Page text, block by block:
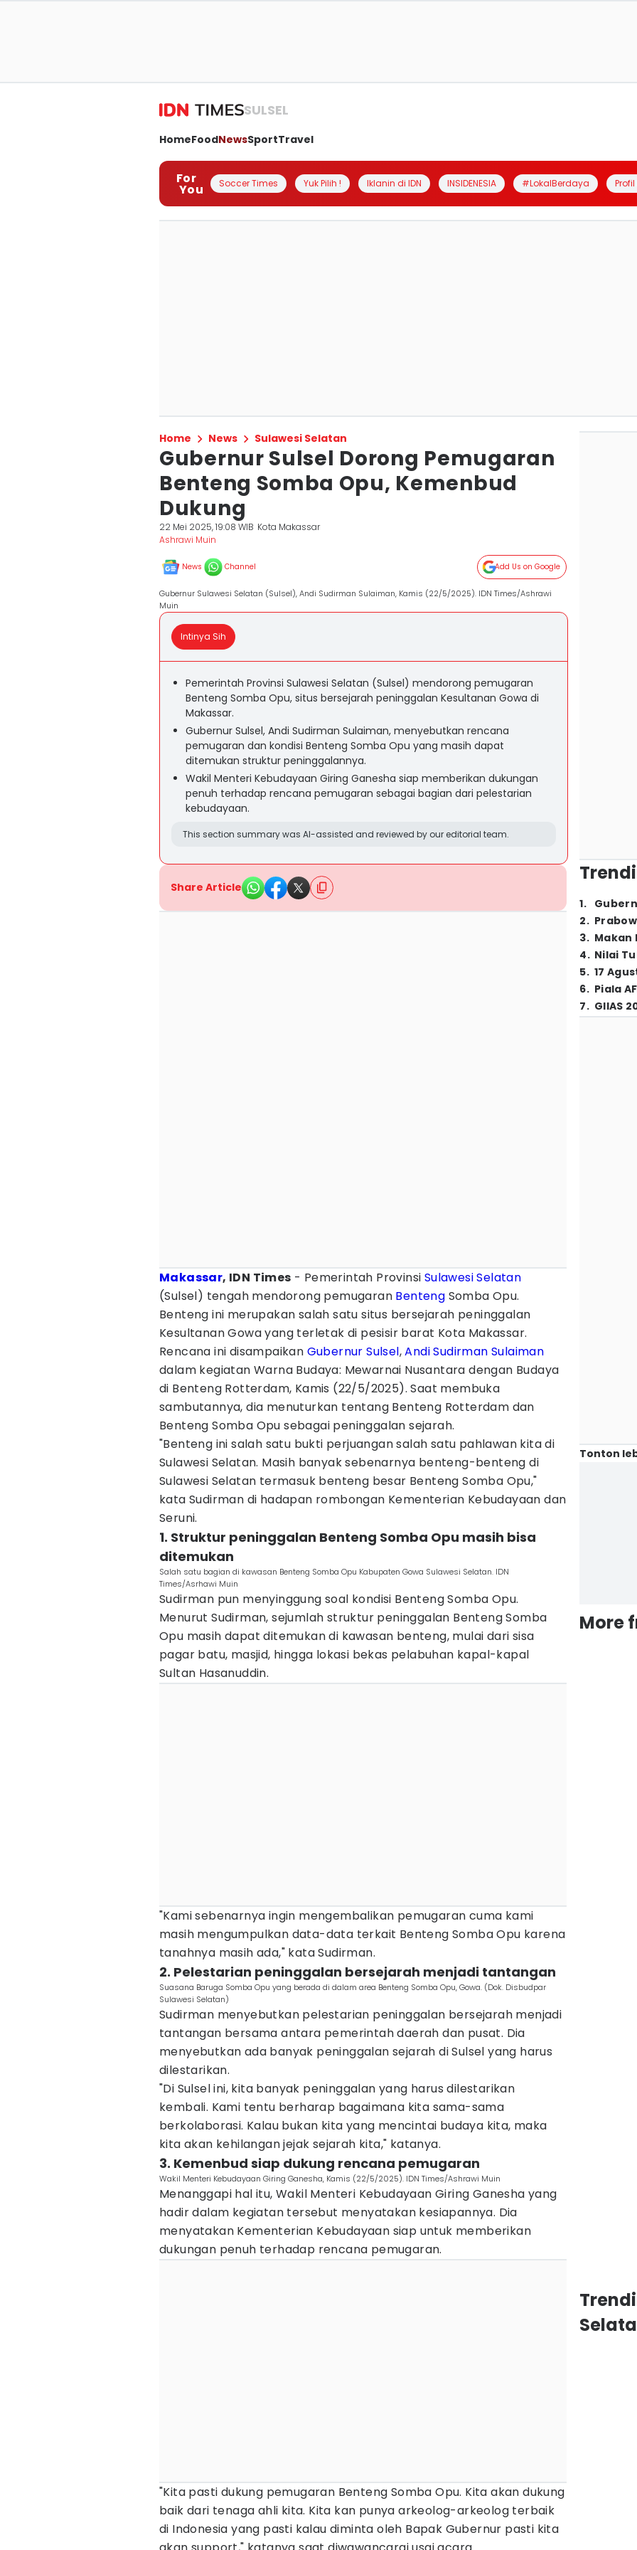
SULSEL
HomeFoodNewsSportTravel
For
You Soccer Times Yuk Pilih ! Iklanin di IDN INSIDENESIA #LokalBerdaya
Home News Sulawesi Selatan
Gubernur Sulsel Dorong Pemugaran
Benteng Somba Opu, Kemenbud
Dukung
22 Mei 2025, 19:08 WIB Kota Makassar
Ashrawi Muin
News Channel Add Us on Google
Gubernur Sulawesi Selatan (Sulsel), Andi Sudirman Sulaiman, Kamis (22/5/2025). IDN Times/Ashrawi
Muin
Intinya Sih
Pemerintah Provinsi Sulawesi Selatan (Sulsel) mendorong pemugaran
Benteng Somba Opu, situs bersejarah peninggalan Kesultanan Gowa di
Makassar.
Gubernur Sulsel, Andi Sudirman Sulaiman, menyebutkan rencana
pemugaran dan kondisi Benteng Somba Opu yang masih dapat
ditemukan struktur peninggalannya.
Wakil Menteri Kebudayaan Giring Ganesha siap memberikan dukungan
penuh terhadap rencana pemugaran sebagai bagian dari pelestarian
kebudayaan.
This section summary was AI-assisted and reviewed by our editorial team.
Share Article
Makassar, IDN Times - Pemerintah Provinsi Sulawesi Selatan
(Sulsel) tengah mendorong pemugaran Benteng Somba Opu.
Benteng ini merupakan salah satu situs bersejarah peninggalan
Kesultanan Gowa yang terletak di pesisir barat Kota Makassar.
Rencana ini disampaikan Gubernur Sulsel,Andi Sudirman Sulaiman
dalam kegiatan Warna Budaya: Mewarnai Nusantara dengan Budaya
di Benteng Rotterdam, Kamis (22/5/2025). Saat membuka
sambutannya, dia menuturkan tentang Benteng Rotterdam dan
Benteng Somba Opu sebagai peninggalan sejarah.
"Benteng ini salah satu bukti perjuangan salah satu pahlawan kita di
Sulawesi Selatan. Masih banyak sebenarnya benteng-benteng di
Sulawesi Selatan termasuk benteng besar Benteng Somba Opu,"
kata Sudirman di hadapan rombongan Kementerian Kebudayaan dan
Seruni.
1. Struktur peninggalan Benteng Somba Opu masih bisa
ditemukan
Salah satu bagian di kawasan Benteng Somba Opu Kabupaten Gowa Sulawesi Selatan. IDN
Times/Asrhawi Muin
Sudirman pun menyinggung soal kondisi Benteng Somba Opu.
Menurut Sudirman, sejumlah struktur peninggalan Benteng Somba
Opu masih dapat ditemukan di kawasan benteng, mulai dari sisa
pagar batu, masjid, hingga lokasi bekas pelabuhan kapal-kapal
Sultan Hasanuddin.
"Kami sebenarnya ingin mengembalikan pemugaran cuma kami
masih mengumpulkan data-data terkait Benteng Somba Opu karena
tanahnya masih ada," kata Sudirman.
2. Pelestarian peninggalan bersejarah menjadi tantangan
Suasana Baruga Somba Opu yang berada di dalam area Benteng Somba Opu, Gowa. (Dok. Disbudpar
Sulawesi Selatan)
Sudirman menyebutkan pelestarian peninggalan bersejarah menjadi
tantangan bersama antara pemerintah daerah dan pusat. Dia
menyebutkan ada banyak peninggalan sejarah di Sulsel yang harus
dilestarikan.
"Di Sulsel ini, kita banyak peninggalan yang harus dilestarikan
kembali. Kami tentu berharap bagaimana kita sama-sama
berkolaborasi. Kalau bukan kita yang mencintai budaya kita, maka
kita akan kehilangan jejak sejarah kita," katanya.
3. Kemenbud siap dukung rencana pemugaran
Wakil Menteri Kebudayaan Giring Ganesha, Kamis (22/5/2025). IDN Times/Ashrawi Muin
Menanggapi hal itu, Wakil Menteri Kebudayaan Giring Ganesha yang
hadir dalam kegiatan tersebut menyatakan kesiapannya. Dia
menyatakan Kementerian Kebudayaan siap untuk memberikan
dukungan penuh terhadap rencana pemugaran.
"Kita pasti dukung pemugaran Benteng Somba Opu. Kita akan dukung
baik dari tenaga ahli kita. Kita kan punya arkeolog-arkeolog terbaik
di Indonesia yang pasti kalau diminta oleh Bapak Gubernur pasti kita
1.
2.
3. Makan
4. Nilai
5. 17
6. Piala
7. GIIAS
Tonton
More